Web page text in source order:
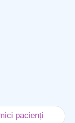
pacienți